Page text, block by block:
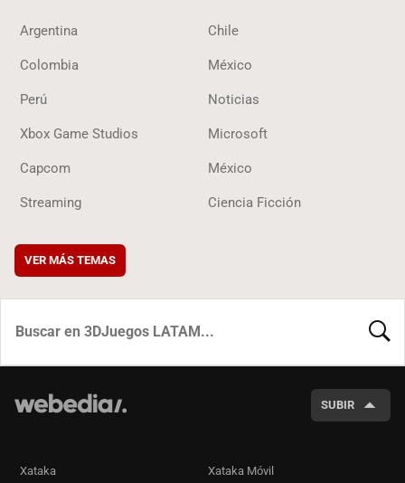
Argentina Chile
Colombia México
Perú Noticias
Xbox Game Studios Microsoft
Capcom México
Streaming Ciencia Ficción
VER MÁS TEMAS
SUBIR
Xataka Xataka Móvil